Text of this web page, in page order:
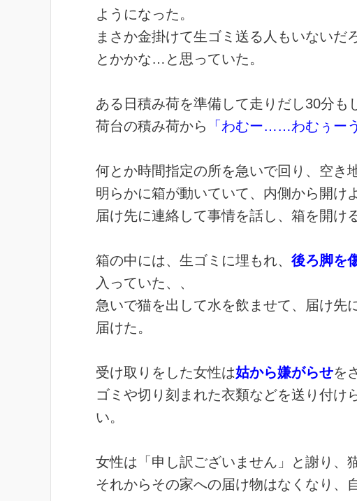
ようになった。
まさか金掛けて生ゴミ送る人もいないだ
とかかな…と思っていた。
ある日積み荷を準備して走りだし30分も
荷台の積み荷から
「わむー……わむぅー
何とか時間指定の所を急いで回り、空き
明らかに箱が動いていて、内側から開け
届け先に連絡して事情を話し、箱を開け
箱の中には、生ゴミに埋もれ、 後ろ脚を
入っていた、、
急いで猫を出して水を飲ませて、届け先
届けた。
受け取りをした女性は姑から嫌がらせを
ゴミや切り刻まれた衣類などを送り付け
い。
女性は「申し訳ございません」と謝り、
それからその家への届け物はなくなり、